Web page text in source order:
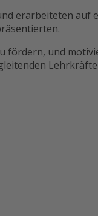
erarbeiteten auf
fördern, und